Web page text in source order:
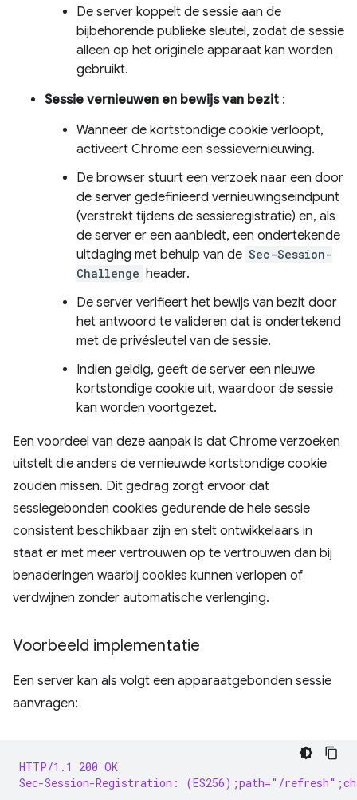
De server koppelt de sessie aan de
bijbehorende publieke sleutel, zodat de sessie
alleen op het originele apparaat kan worden
gebruikt.
Sessie vernieuwen en bewijs van bezit :
Wanneer de kortstondige cookie verloopt,
activeert Chrome een sessievernieuwing.
De browser stuurt een verzoek naar een door
de server gedefinieerd vernieuwingseindpunt
(verstrekt tijdens de sessieregistratie) en, als
de server er een aanbiedt, een ondertekende
uitdaging met behulp van de Sec-Session-
Challenge header.
De server verifieert het bewijs van bezit door
het antwoord te valideren dat is ondertekend
met de privésleutel van de sessie.
Indien geldig, geeft de server een nieuwe
kortstondige cookie uit, waardoor de sessie
kan worden voortgezet.
Een voordeel van deze aanpak is dat Chrome verzoeken
uitstelt die anders de vernieuwde kortstondige cookie
zouden missen. Dit gedrag zorgt ervoor dat
sessiegebonden cookies gedurende de hele sessie
consistent beschikbaar zijn en stelt ontwikkelaars in
staat er met meer vertrouwen op te vertrouwen dan bij
benaderingen waarbij cookies kunnen verlopen of
verdwijnen zonder automatische verlenging.
Voorbeeld implementatie
Een server kan als volgt een apparaatgebonden sessie
aanvragen:
HTTP/1.1 200 OK
Sec-Session-Registration: (ES256);path="/